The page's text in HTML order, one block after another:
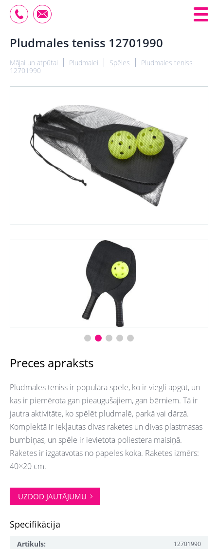
Pludmales teniss 12701990
Mājai un atpūtai Pludmalei Spēles
Pludmales teniss
12701990
Preces apraksts
Pludmales teniss ir populāra spēle, ko ir viegli apgūt, un
kas ir piemērota gan pieaugušajiem, gan bērniem. Tā ir
jautra aktivitāte, ko spēlēt pludmalē, parkā vai dārzā.
Komplektā ir iekļautas divas raketes un divas plastmasas
bumbiņas, un spēle ir ievietota poliestera maisiņā.
Raketes ir izgatavotas no papeles koka. Raketes izmērs:
40×20 cm.
UZDOD JAUTĀJUMU
Specifikācija
Artikuls: 12701990